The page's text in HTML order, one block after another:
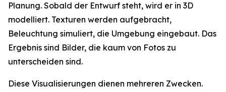
Planung. Sobald der Entwurf steht, wird er in 3D
modelliert. Texturen werden aufgebracht,
Beleuchtung simuliert, die Umgebung eingebaut. Das
Ergebnis sind Bilder, die kaum von Fotos zu
unterscheiden sind.
Diese Visualisierungen dienen mehreren Zwecken.